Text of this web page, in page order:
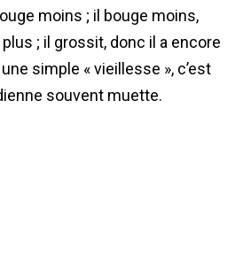
moins ; il bouge moins,
; il grossit, donc il a encore
simple « vieillesse », c’est
souvent muette.